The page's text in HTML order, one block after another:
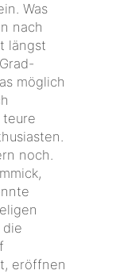
Was
nach
längst
möglich
teure
noch.
die
eröffnen